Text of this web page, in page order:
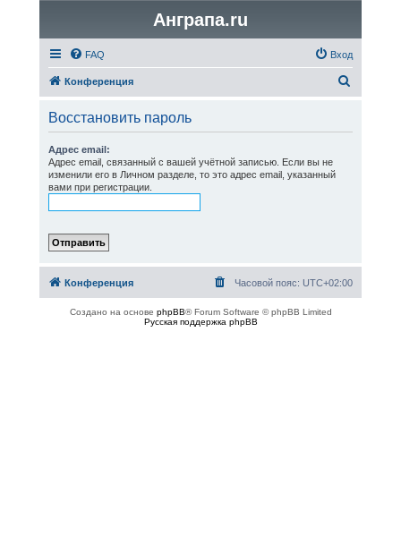
Анграпа.ru
FAQ Вход
Конференция
Восстановить пароль
Адрес email:
Адрес email, связанный с вашей учётной записью. Если вы не
изменили его в Личном разделе, то это адрес email, указанный
вами при регистрации.
Конференция Часовой пояс: UTC+02:00
Создано на основе phpBB® Forum Software © phpBB Limited
Русская поддержка phpBB